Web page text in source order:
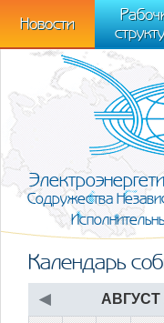
m[i].l=1*new Date(); for (var
trackLinks:true,
Новости
Содружества
Календарь
◀ АВГУСТ